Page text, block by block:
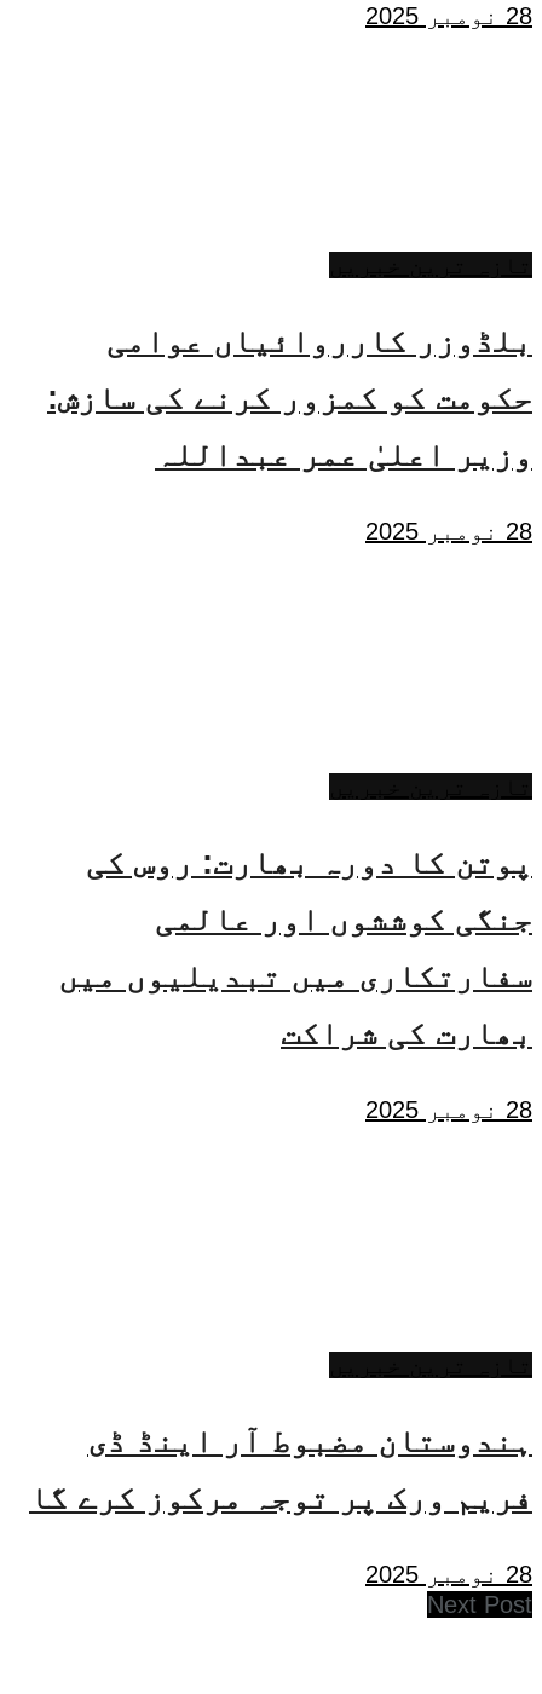
28 نومبر 2025
بلڈوزر کارروائیاں عوامی
حکومت کو کمزور کرنے کی سازش:
وزیر اعلیٰ عمر عبداللہ
28 نومبر 2025
پوتن کا دورہ بھارت: روس کی
جنگی کوششوں اور عالمی
سفارتکاری میں تبدیلیوں میں
بھارت کی شراکت
28 نومبر 2025
ہندوستان مضبوط آر اینڈ ڈی
فریم ورک پر توجہ مرکوز کرے گا
28 نومبر 2025
Next Post